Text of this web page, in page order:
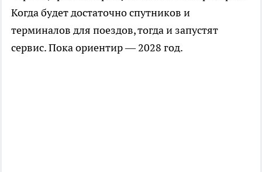
Когда будет достаточно спутников и
терминалов для поездов, тогда и запустят
сервис. Пока ориентир — 2028 год.